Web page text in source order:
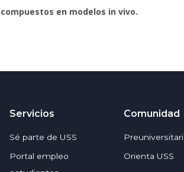
compuestos en modelos in vivo.
Servicios
Sé parte de USS
Portal empleo
Comunidad
Orienta USS